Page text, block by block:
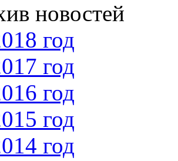
новостей
год
год
год
год
год